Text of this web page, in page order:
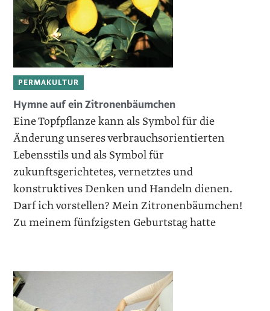
PERMAKULTUR
Hymne auf ein Zitronenbäumchen
Eine Topfpflanze kann als Symbol für die
Änderung unseres verbrauchsorientierten
Lebensstils und als Symbol für
zukunftsgerichtetes, vernetztes und
konstruktives Denken und Handeln dienen.
Darf ich vorstellen? Mein Zitronenbäumchen!
Zu meinem fünfzigsten Geburtstag hatte